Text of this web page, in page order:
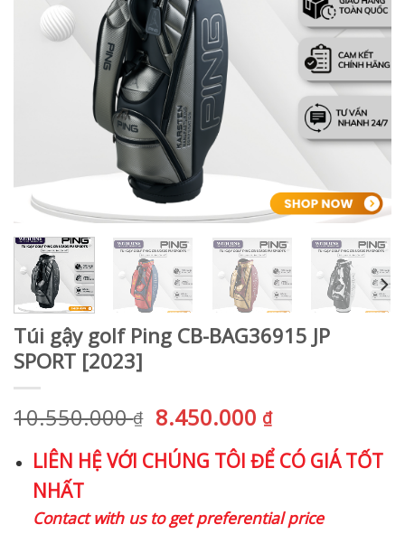
Túi gậy golf Ping CB-BAG36915 JP
SPORT [2023]
10.550.000₫
Giá
gốc
là:
8.450.000 ₫Giá
hiện
tại
8.450.000 ₫.
LIÊN HỆ VỚI CHÚNG TÔI ĐỂ CÓ GIÁ TỐT
NHẤT
Contact with us to get preferential price